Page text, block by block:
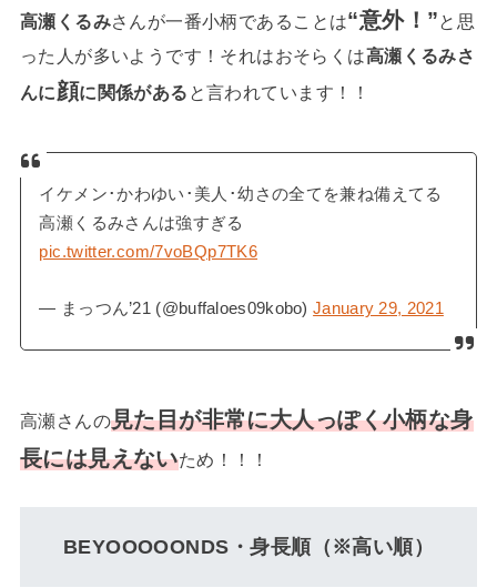
高瀬くるみさんが一番小柄であることは“意外！”と思
った人が多いようです！それはおそらくは高瀬くるみさ
んに顔に関係がある と言われています！！
イケメン･かわゆい･美人･幼さの全てを兼ね備えてる
高瀬くるみさんは強すぎる
pic.twitter.com/7voBQp7TK6
— まっつん’21 (@buffaloes09kobo)January 29, 2021
高瀬さんの見た目が非常に大人っぽく小柄な身
長には見えないため！！！
BEYOOOOONDS・身長順（※高い順）